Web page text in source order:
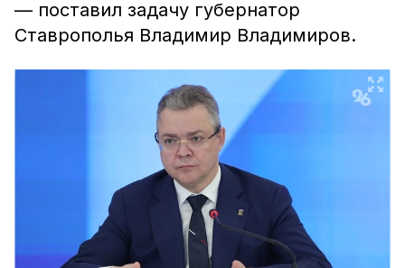
— поставил задачу губернатор
Ставрополья Владимир Владимиров.